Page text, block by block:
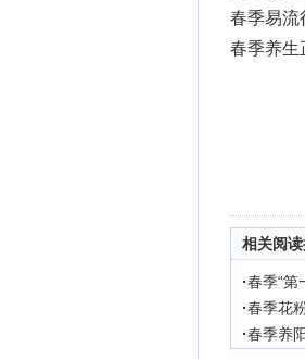
春季易流
春季养生
相关阅
·春季“第
·春季花
·春季养